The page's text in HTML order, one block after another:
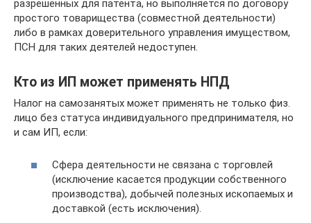
разрешенных для патента, но выполняется по договору
простого товарищества (совместной деятельности)
либо в рамках доверительного управления имуществом,
ПСН для таких деятелей недоступен.
Кто из ИП может применять НПД
Налог на самозанятых может применять не только физ.
лицо без статуса индивидуального предпринимателя, но
и сам ИП, если:
Сфера деятельности не связана с торговлей
(исключение касается продукции собственного
производства), добычей полезных ископаемых и
доставкой (есть исключения).